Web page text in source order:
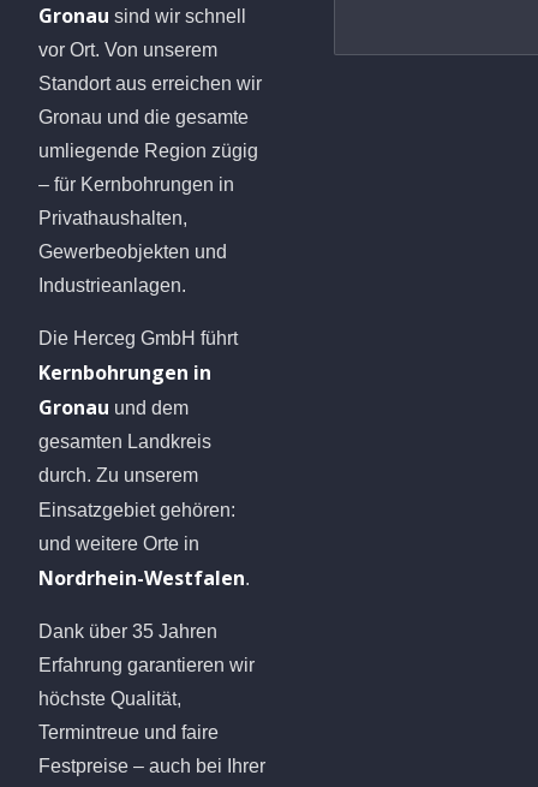
Gronau sind wir schnell
vor Ort. Von unserem
Standort aus erreichen wir
Gronau und die gesamte
umliegende Region zügig
– für Kernbohrungen in
Privathaushalten,
Gewerbeobjekten und
Industrieanlagen.
Die Herceg GmbH führt
Kernbohrungen in
Gronau und dem
gesamten Landkreis
durch. Zu unserem
Einsatzgebiet gehören:
und weitere Orte in
Nordrhein-Westfalen.
Dank über 35 Jahren
Erfahrung garantieren wir
höchste Qualität,
Termintreue und faire
Festpreise – auch bei Ihrer